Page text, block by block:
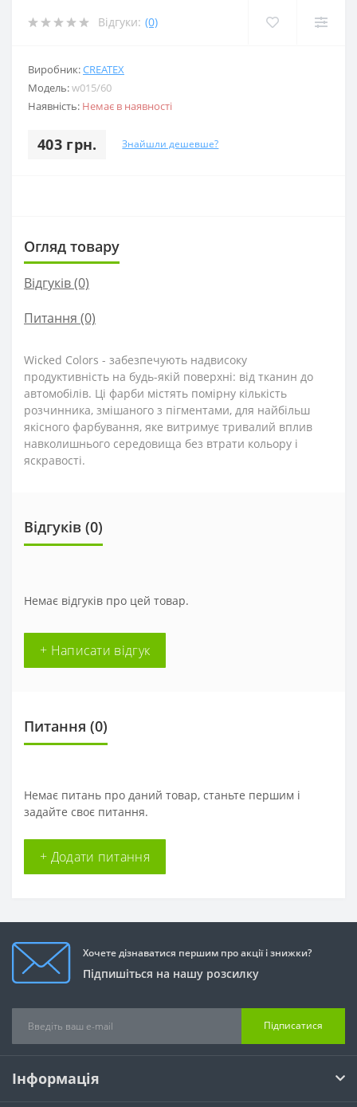
Відгуки: (0)
Виробник:CREATEX
Модель:w015/60
Наявність: Немає в наявності
403 грн. Знайшли дешевше?
Огляд товару
Відгуків (0)
Питання (0)
Wicked Colors - забезпечують надвисоку
продуктивність на будь-якій поверхні: від тканин до
автомобілів. Ці фарби містять помірну кількість
розчинника, змішаного з пігментами, для найбільш
якісного фарбування, яке витримує тривалий вплив
навколишнього середовища без втрати кольору і
яскравості.
Відгуків (0)
Немає відгуків про цей товар.
+ Написати відгук
Питання (0)
Немає питань про даний товар, станьте першим і
задайте своє питання.
+ Додати питання
Хочете дізнаватися першим про акції і знижки?
Підпишіться на нашу розсилку
Підписатися
Інформація